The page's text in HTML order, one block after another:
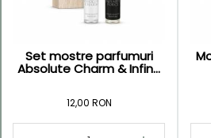
Set mostre parfumuri
Absolute Charm & Infin...
12,00 RON